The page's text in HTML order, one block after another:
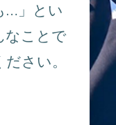
…」とい
なことで
さい。